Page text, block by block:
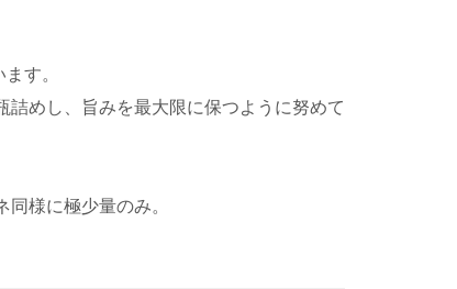
す。
めし、旨みを最大限に保つように努めて
様に極少量のみ。